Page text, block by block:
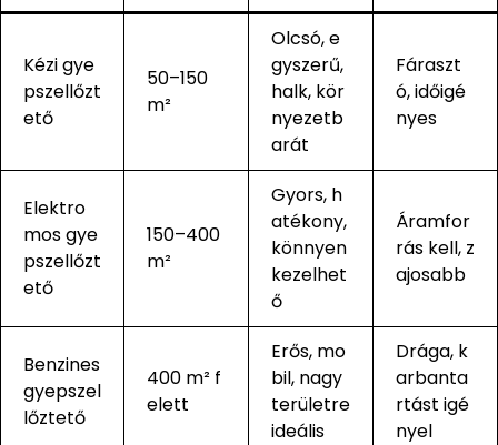
Kézi gye
pszellőzt
ető
50–150
m²
Olcsó, e
gyszerű,
halk, kör
nyezetb
arát
Fáraszt
ó, időigé
nyes
Elektro
mos gye
pszellőzt
ető
150–400
m²
Gyors, h
atékony,
könnyen
kezelhet
ő
Áramfor
rás kell, z
ajosabb
Benzines
gyepszel
lőztető
400 m² f
elett
Erős, mo
bil, nagy
területre
ideális
Drága, k
arbanta
rtást igé
nyel